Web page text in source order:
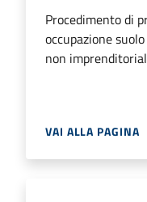
Procedimento di
occupazione
non
VAI ALLA PAGINA